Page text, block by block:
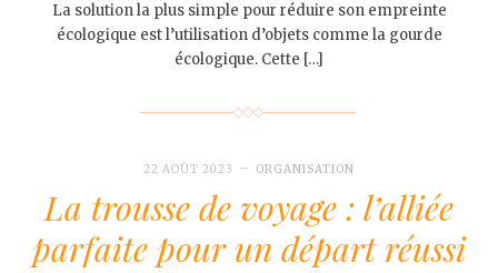
La solution la plus simple pour réduire son empreinte
écologique est l’utilisation d’objets comme la gourde
écologique. Cette […]
22 AOÛT 2023 ORGANISATION
La trousse de voyage : l’alliée
parfaite pour un départ réussi